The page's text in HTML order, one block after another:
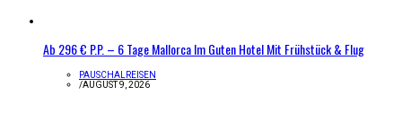
Ab 296 € P.P. – 6 Tage Mallorca Im Guten Hotel Mit Frühstück & Flug
PAUSCHALREISEN
/AUGUST 9, 2026